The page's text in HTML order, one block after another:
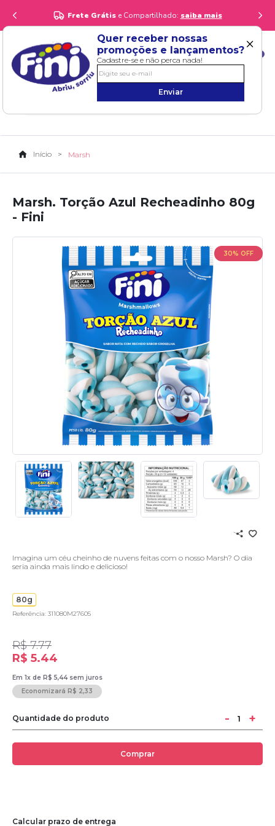
Quer receber nossas
promoções e lançamentos?
Cadastre-se e não perca nada!
Enviar
×
Frete Grátis e Compartilhado: saiba mais
Início Marsh
Marsh. Torção Azul Recheadinho 80g
- Fini
30% OFF
Imagina um céu cheinho de nuvens feitas com o nosso Marsh? O dia
seria ainda mais lindo e delicioso!
80g
Referência: 311080M27605
R$ 7.77
R$ 5.44
Em 1x de R$ 5,44 sem juros
Economizará R$ 2,33
Quantidade do produto - +
Comprar
Calcular prazo de entrega